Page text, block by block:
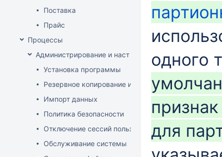
Поставка
Прайс
Процессы
Администрирование и настройка
Установка программы
Резервное копирование и восстановление базы
Импорт данных
Политика безопасности
Отключение сессий пользователя
Обслуживание системы
одного
для